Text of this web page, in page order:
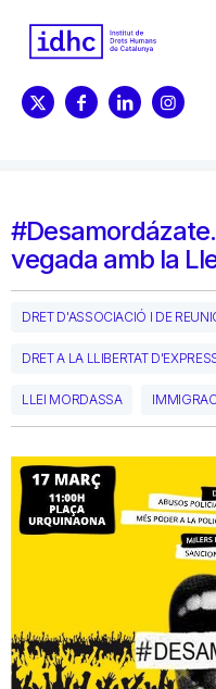
vegada amb la
DRET D'ASSOCIACIÓ I DE
DRET A LA LLIBERTAT
LLEI MORDASSA